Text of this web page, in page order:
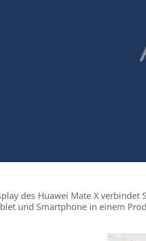
des Huawei Mate X
und Smartphone in einem